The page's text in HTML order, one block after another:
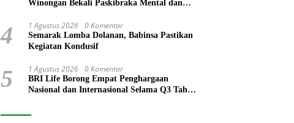
Winongan Bekali Paskibraka Mental dan
4 1 Agustus 2026 0 Komentar
Semarak Lomba Dolanan, Babinsa Pastikan
Kegiatan Kondusif
5 1 Agustus 2026 0 Komentar
BRI Life Borong Empat Penghargaan
Nasional dan Internasional Selama Q3 Tahun